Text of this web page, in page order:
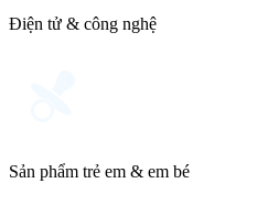
Điện tử & công nghệ
Sản phẩm trẻ em & em bé